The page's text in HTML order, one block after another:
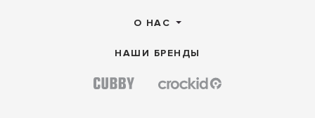
О НАС
НАШИ БРЕНДЫ